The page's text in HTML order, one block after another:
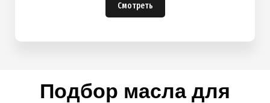
Смотреть
Подбор масла для